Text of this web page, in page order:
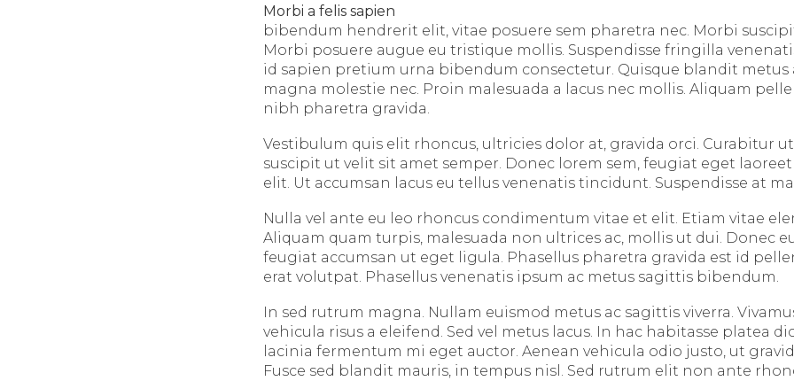
Morbi a felis sapien
bibendum hendrerit elit, vitae posuere sem pharetra nec. Morbi
Morbi posuere augue eu tristique mollis. Suspendisse fringilla
id sapien pretium urna bibendum consectetur. Quisque blandit metus
magna molestie nec. Proin malesuada a lacus nec mollis. Aliquam
nibh pharetra gravida.
Vestibulum quis elit rhoncus, ultricies dolor at, gravida orci. Curabitur ut
suscipit ut velit sit amet semper. Donec lorem sem, feugiat eget
elit. Ut accumsan lacus eu tellus venenatis tincidunt. Suspendisse at
Nulla vel ante eu leo rhoncus condimentum vitae et elit. Etiam vitae
Aliquam quam turpis, malesuada non ultrices ac, mollis ut dui. Donec
feugiat accumsan ut eget ligula. Phasellus pharetra gravida est id
erat volutpat. Phasellus venenatis ipsum ac metus sagittis bibendum.
In sed rutrum magna. Nullam euismod metus ac sagittis viverra.
vehicula risus a eleifend. Sed vel metus lacus. In hac habitasse platea
lacinia fermentum mi eget auctor. Aenean vehicula odio justo, ut
Fusce sed blandit mauris, in tempus nisl. Sed rutrum elit non ante